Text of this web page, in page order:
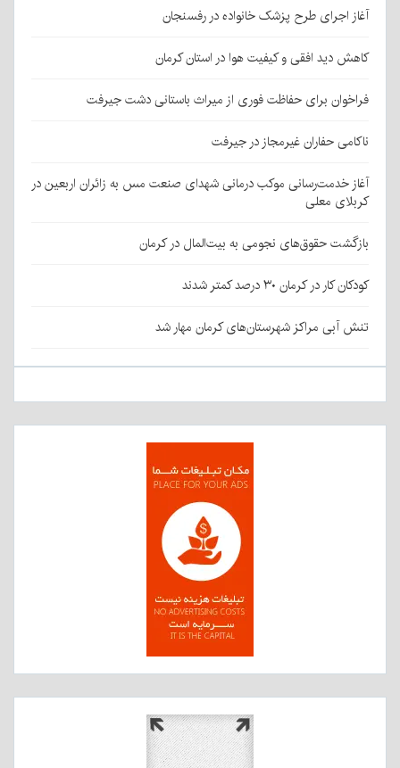
آغاز اجرای طرح پزشک خانواده در رفسنجان
کاهش دید افقی و کیفیت هوا در استان کرمان
فراخوان برای حفاظت فوری از میراث باستانی دشت جیرفت
ناکامی حفاران غیرمجاز در جیرفت
آغاز خدمت‌رسانی موکب درمانی شهدای صنعت مس به زائران اربعین در
کربلای معلی
بازگشت حقوق‌های نجومی به بیت‌المال در کرمان
کودکان کار در کرمان ۳۰ درصد کمتر شدند
تنش آبی مراکز شهرستان‌های کرمان مهار شد